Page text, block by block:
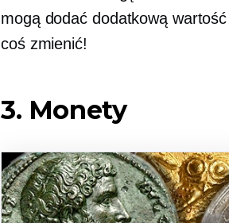
mogą dodać dodatkową
coś zmienić!
3. Monety